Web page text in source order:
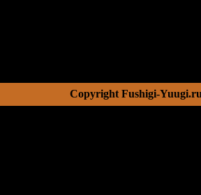
Copyright Fushigi-